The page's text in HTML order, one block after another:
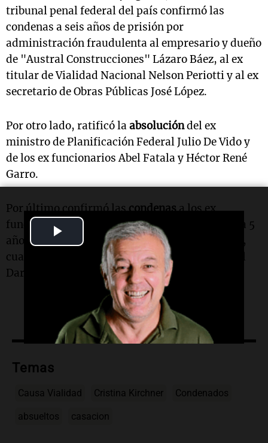
Video
tribunal penal federal del país confirmó las
condenas a seis años de prisión por
administración fraudulenta al empresario y dueño
de "Austral Construcciones" Lázaro Báez, al ex
titular de Vialidad Nacional Nelson Periotti y al ex
secretario de Obras Públicas José López.
Por otro lado, ratificó laabsolucióndel ex
ministro de Planificación Federal Julio De Vido y
de los ex funcionarios Abel Fatala y Héctor René
Garro.
Por último confirmó lascondenasa los ex
funcionarios de Vialidad Juan Carlos Villafañe a 5
años, Raúl Pavesi a 4 años y 6 meses de prisión,
cuatro años a José Santibáñez y tres años a Raúl
Daruich.
Temas
Causa Vialidad Cristina Kirchner Condenados
absueltos casacion